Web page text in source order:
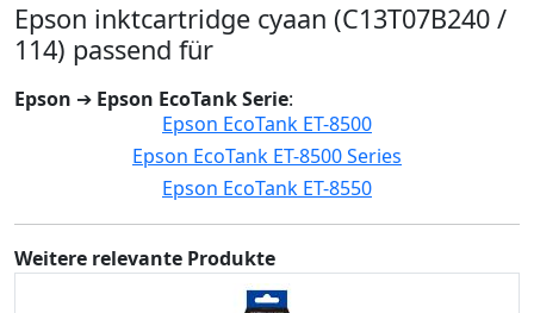
Epson inktcartridge cyaan (C13T07B240 /
114) passend für
Epson ➔ Epson EcoTank Serie:
Epson EcoTank ET-8500
Epson EcoTank ET-8500 Series
Epson EcoTank ET-8550
Weitere relevante Produkte